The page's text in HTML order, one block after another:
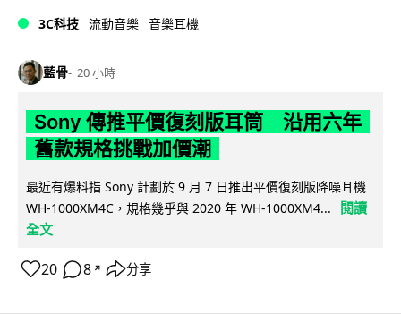
3C科技 流動音樂 音樂耳機
藍骨 20 小時
Sony 傳推平價復刻版耳筒 沿用六年
舊款規格挑戰加價潮
最近有爆料指 Sony 計劃於 9 月 7 日推出平價復刻版降噪耳機
WH-1000XM4C，規格幾乎與 2020 年 WH-1000XM4...
閱讀
全文
20 8 ↗ 分享